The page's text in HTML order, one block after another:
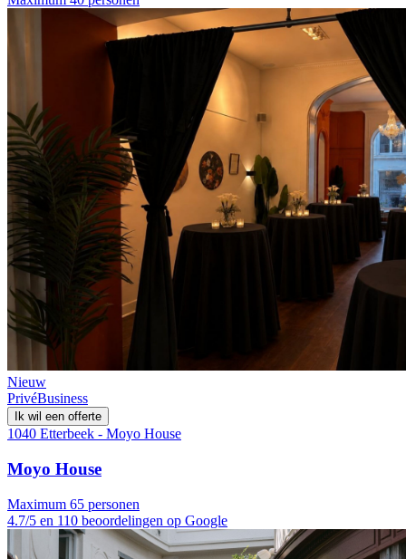
Nieuw
PrivéBusiness
Ik wil een offerte
1040 Etterbeek - Moyo House
Moyo House
Maximum 65 personen
4.7/5 en 110 beoordelingen op Google